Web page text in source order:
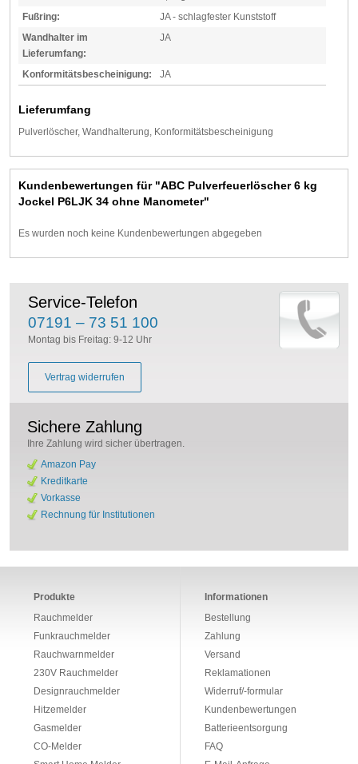
Fußring:
JA - schlagfester Kunststoff
Wandhalter im
Lieferumfang:
JA
Konformitätsbescheinigung: JA
Lieferumfang
Pulverlöscher, Wandhalterung, Konformitätsbescheinigung
Kundenbewertungen für "ABC Pulverfeuerlöscher 6 kg
Jockel P6LJK 34 ohne Manometer"
Es wurden noch keine Kundenbewertungen abgegeben
Service-Telefon
07191 – 73 51 100
Montag bis Freitag: 9-12 Uhr
Vertrag widerrufen
Sichere Zahlung
Ihre Zahlung wird sicher übertragen.
Amazon Pay
Kreditkarte
Vorkasse
Rechnung für Institutionen
Produkte
Rauchmelder
Funkrauchmelder
Rauchwarnmelder
230V Rauchmelder
Designrauchmelder
Hitzemelder
Gasmelder
CO-Melder
Informationen
Bestellung
Zahlung
Versand
Reklamationen
Widerruf/-formular
Kundenbewertungen
Batterieentsorgung
FAQ